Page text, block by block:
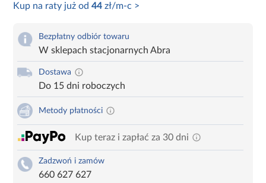
Kup na raty już od44 zł/m-c >
Bezpłatny odbiór towaru
W sklepach stacjonarnych Abra
Dostawa
Do 15 dni roboczych
Metody płatności
Kup teraz i zapłać za 30 dni
Zadzwoń i zamów
660 627 627